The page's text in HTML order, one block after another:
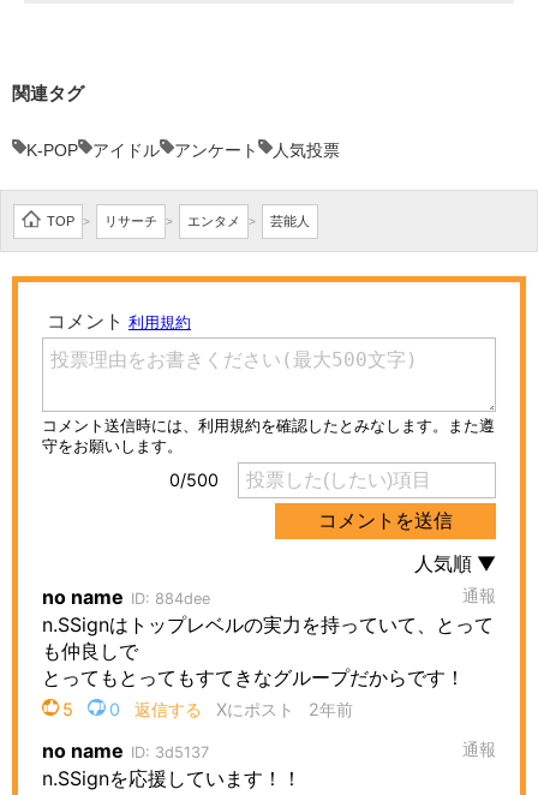
関連タグ
K-POP アイドル アンケート 人気投票
TOP > リサーチ > エンタメ > 芸能人